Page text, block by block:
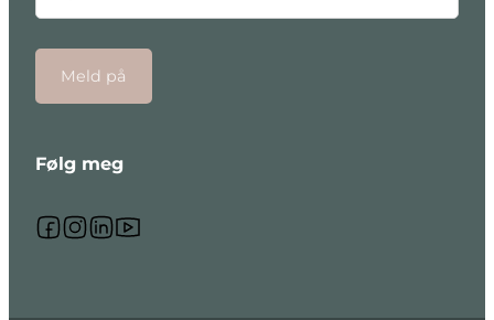
Meld på
Følg meg
Følg meg på Facebook
Følg meg på Instagram
Følg meg på Linkedin
Følg meg på Youtube